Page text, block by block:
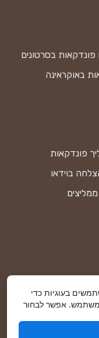
פונדקאות
בוידאו
פונדקאות בסרטונים
באוקראינה
בעוגיות כדי
אפשר לבחור